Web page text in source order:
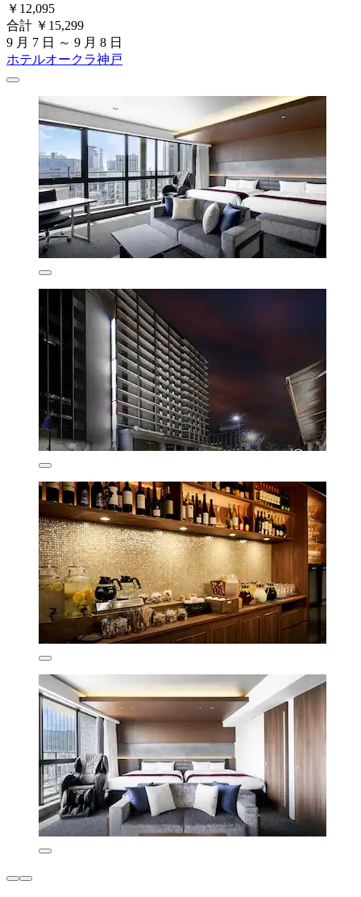
￥12,095
合計 ￥15,299
9 月 7 日 ～ 9 月 8 日
ホテルオークラ神戸